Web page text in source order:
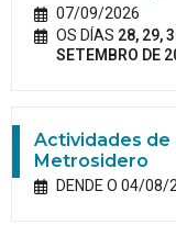
07/09/2026
OS DÍAS 28, 29,
SETEMBRO DE
Actividades de
Metrosidero
DENDE O 04/